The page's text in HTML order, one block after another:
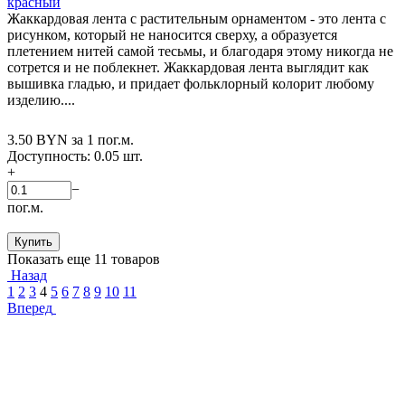
Жаккардовая лента с растительным орнаментом - это лента с
рисунком, который не наносится сверху, а образуется
плетением нитей самой тесьмы, и благодаря этому никогда не
сотрется и не поблекнет. Жаккардовая лента выглядит как
вышивка гладью, и придает фольклорный колорит любому
изделию....
3.50 BYN за 1 пог.м.
Доступность: 0.05 шт.
+
−
пог.м.
Купить
Показать еще 11 товаров
Назад
1 2 3 4 5 6 7 8 9 10 11
Вперед